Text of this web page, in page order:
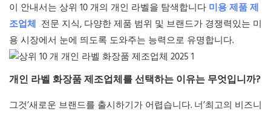
이 안내서는 상위 10 개의 개인 라벨을 탐색합니다 미용 제품 제
조업체 전문 지식, 다양한 제품 범위 및 브랜드가 경쟁력있는 미
용 시장에서 눈에 띄도록 도와주는 능력으로 유명합니다.
개인 라벨 화장품 제조업체를 선택하는 이유는 무엇입니까?
그것’새로운 브랜드를 출시하기가 어렵습니다. 너’최고의 비즈니